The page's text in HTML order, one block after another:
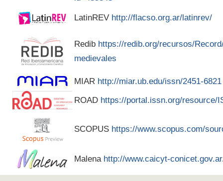
LatinREV http://flacso.org.ar/latinrev/
Redib https://redib.org/recursos/
medievales
MIAR http://miar.ub.edu/issn/2451-6821
ROAD https://portal.issn.org/resource/
SCOPUS https://www.scopus.com/
Malena http://www.caicyt-